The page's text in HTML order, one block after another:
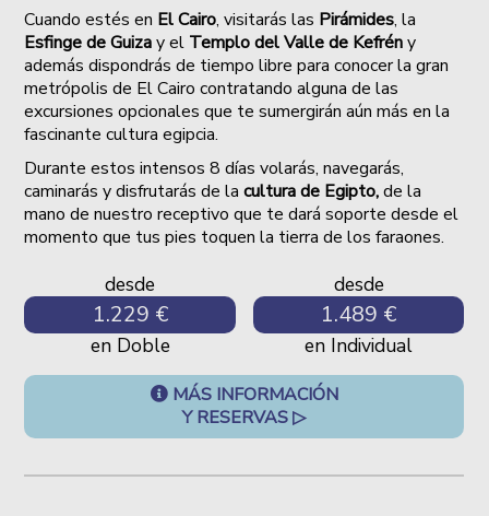
Cuando estés en El Cairo, visitarás las Pirámides, la
Esfinge de Guizay el Templo del Valle de Kefrény
además dispondrás de tiempo libre para conocer la gran
metrópolis de El Cairo contratando alguna de las
excursiones opcionales que te sumergirán aún más en la
fascinante cultura egipcia.
Durante estos intensos 8 días volarás, navegarás,
caminarás y disfrutarás de lacultura de Egipto,de la
mano de nuestro receptivo que te dará soporte desde el
momento que tus pies toquen la tierra de los faraones.
desde
1.229 €
en Doble
desde
1.489 €
en Individual
MÁS INFORMACIÓN
Y RESERVAS ▷